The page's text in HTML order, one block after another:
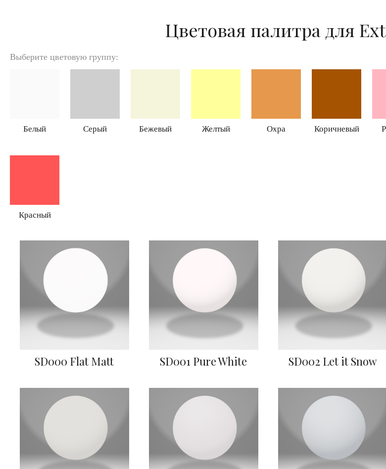
Цветовая палитра для
Выберите цветовую группу:
Белый Серый Бежевый Желтый Охра Коричневый
Красный
SD000 Flat Matt SD001 Pure White SD002 Let it Snow